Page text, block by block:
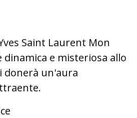
Saint Laurent Mon
dinamica e misteriosa allo
donerà un'aura